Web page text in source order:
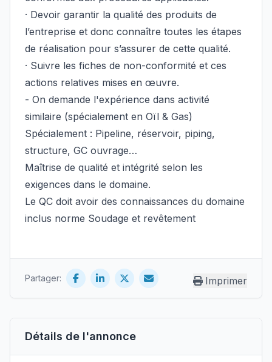
Détails de l'annonce
· Devoir garantir la qualité des produits de
l’entreprise et donc connaître toutes les étapes
de réalisation pour s’assurer de cette qualité.
· Suivre les fiches de non-conformité et ces
actions relatives mises en œuvre.
- On demande l'expérience dans activité
similaire (spécialement en Oïl & Gas)
Spécialement : Pipeline, réservoir, piping,
structure, GC ouvrage…
Maîtrise de qualité et intégrité selon les
exigences dans le domaine.
Le QC doit avoir des connaissances du domaine
inclus norme Soudage et revêtement
Partager: Imprimer